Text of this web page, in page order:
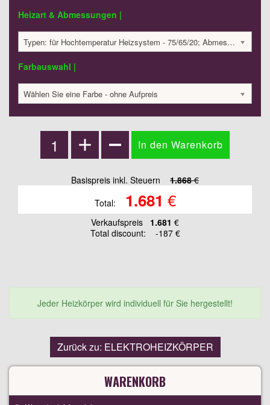
Heizart & Abmessungen |
Typen: für Hochtemperatur Heizsystem - 75/65/20; Abmessungen: 1000x300x65 mm; 300 Watt:; 1868.3 €
Farbauswahl |
Wählen Sie eine Farbe - ohne Aufpreis
Basispreis inkl. Steuern 1.868€
Total:
1.681 €
Verkaufspreis 1.681 €
Total discount:
-187 €
Jeder Heizkörper wird individuell für Sie hergestellt!
Zurück zu: ELEKTROHEIZKÖRPER
WARENKORB